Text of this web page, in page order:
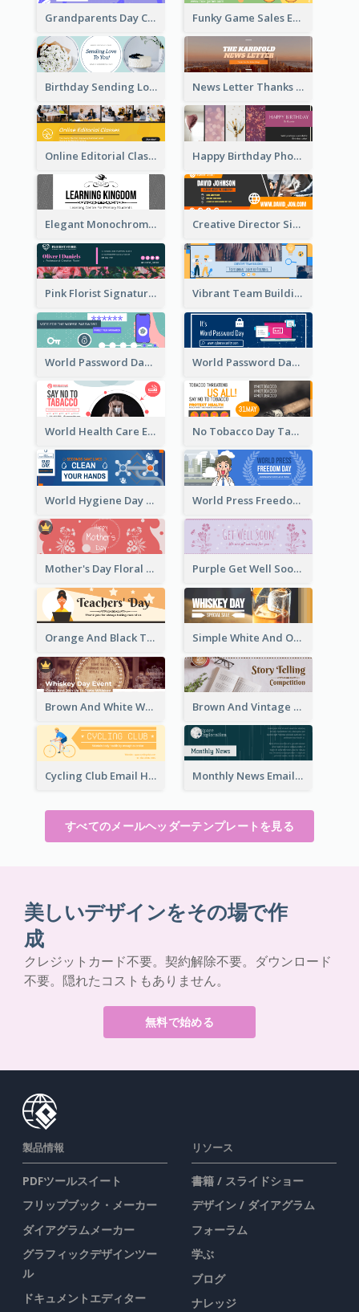
Grandparents Day Celebration Email Header Funky Game Sales Email Header Design
Birthday Sending Love To You Email Header News Letter Thanks For Your Subscribe Email Header
Online Editorial Class Promotion Email Header Happy Birthday Photo Frames Email Header
Elegant Monochrome Learning Center Email Header Creative Director Signature Email Header
Pink Florist Signature Email Header Vibrant Team Building Organization Email Header Design
World Password Day Voting Email Header World Password Day Awareness Email Header
World Health Care Email Header No Tobacco Day Tag Email Header
World Hygiene Day Email Header World Press Freedom Day Email Header
Mother's Day Floral Email Header In Red Colour Tone Purple Get Well Soon Email Header With Floral Decorations
Orange And Black Teachers' Day Celebration Email Header Simple White And Orange Whiskey Day Special Sale Email Header
Brown And White Whiskey Day Event Email Header Brown And Vintage Story Telling Competition Email Header
Cycling Club Email Headers Created With Graphic Of Riders Monthly News Email Header With Details
すべてのメールヘッダーテンプレートを見る
美しいデザインをその場で作
成
クレジットカード不要。契約解除不要。ダウンロード
不要。隠れたコストもありません。
無料で始める
製品情報
PDFツールスイート
フリップブック・メーカー
ダイアグラムメーカー
グラフィックデザインツー
ル
ドキュメントエディター
リソース
書籍 / スライドショー
デザイン / ダイアグラム
フォーラム
学ぶ
ブログ
ナレッジ